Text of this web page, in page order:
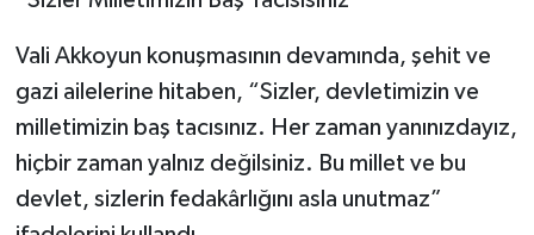
Vali Akkoyun konuşmasının devamında, şehit ve
gazi ailelerine hitaben, “Sizler, devletimizin ve
milletimizin baş tacısınız. Her zaman yanınızdayız,
hiçbir zaman yalnız değilsiniz. Bu millet ve bu
devlet, sizlerin fedakârlığını asla unutmaz”